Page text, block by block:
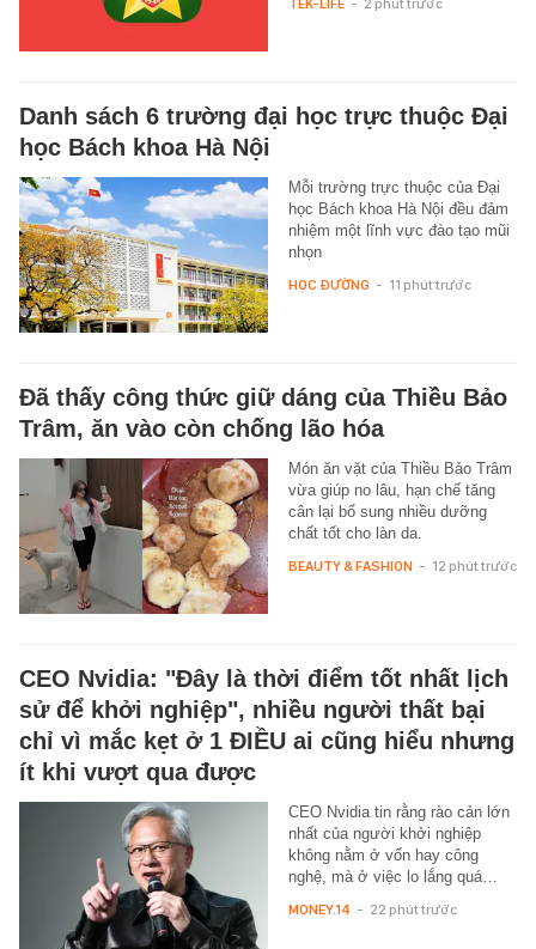
TEK-LIFE - 2 phút trước
Danh sách 6 trường đại học trực thuộc Đại
học Bách khoa Hà Nội
Mỗi trường trực thuộc của Đại
học Bách khoa Hà Nội đều đảm
nhiệm một lĩnh vực đào tạo mũi
nhọn
HỌC ĐƯỜNG - 11 phút trước
Đã thấy công thức giữ dáng của Thiều Bảo
Trâm, ăn vào còn chống lão hóa
Món ăn vặt của Thiều Bảo Trâm
vừa giúp no lâu, hạn chế tăng
cân lại bổ sung nhiều dưỡng
chất tốt cho làn da.
BEAUTY & FASHION - 12 phút trước
CEO Nvidia: "Đây là thời điểm tốt nhất lịch
sử để khởi nghiệp", nhiều người thất bại
chỉ vì mắc kẹt ở 1 ĐIỀU ai cũng hiểu nhưng
ít khi vượt qua được
CEO Nvidia tin rằng rào cản lớn
nhất của người khởi nghiệp
không nằm ở vốn hay công
nghệ, mà ở việc lo lắng quá…
MONEY.14 - 22 phút trước